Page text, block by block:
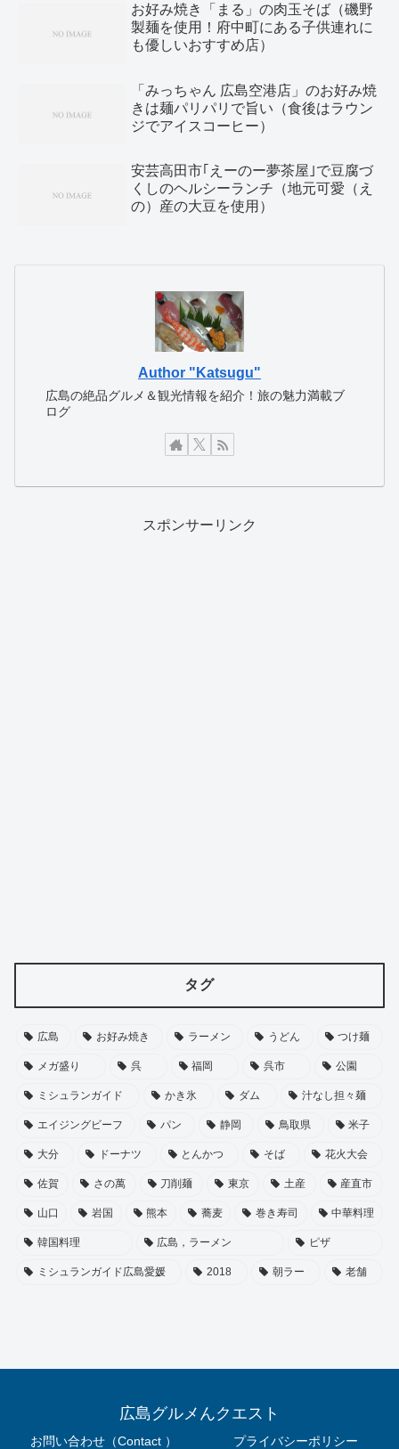
お好み焼き「まる」の肉玉そば（磯野
製麺を使用！府中町にある子供連れに
も優しいおすすめ店）
「みっちゃん 広島空港店」のお好み焼
きは麺パリパリで旨い（食後はラウン
ジでアイスコーヒー）
安芸高田市｢えーのー夢茶屋｣で豆腐づ
くしのヘルシーランチ（地元可愛（え
の）産の大豆を使用）
Author "Katsugu"
広島の絶品グルメ＆観光情報を紹介！旅の魅力満載ブ
ログ
スポンサーリンク
タグ
広島 お好み焼き ラーメン うどん つけ麺
メガ盛り 呉 福岡 呉市 公園
ミシュランガイド かき氷 ダム 汁なし担々麺
エイジングビーフ パン 静岡 鳥取県 米子
大分 ドーナツ とんかつ そば 花火大会
佐賀 さの萬 刀削麺 東京 土産 産直市
山口 岩国 熊本 蕎麦 巻き寿司 中華料理
韓国料理 広島，ラーメン ピザ
ミシュランガイド広島愛媛 2018 朝ラー 老舗
広島グルメんクエスト
お問い合わせ（Contact ） プライバシーポリシー